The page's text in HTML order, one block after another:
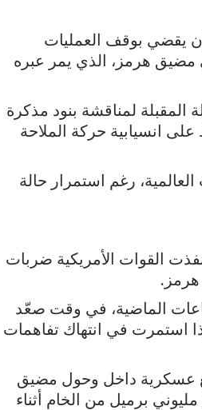
يقضي بوقف العمليات
مضيق هرمز، الذي يمر عبره
المقبلة لمناقشة بنود مذكرة
على انسيابية حركة الملاحة
رغم استمرار حالة
القوات الأمريكية ضربات
هرمز.
الماضية، في وقت صعّد
استمرت في انتهاك تفاهمات
عسكرية داخل وحول مضيق
برميل من الخام أثناء